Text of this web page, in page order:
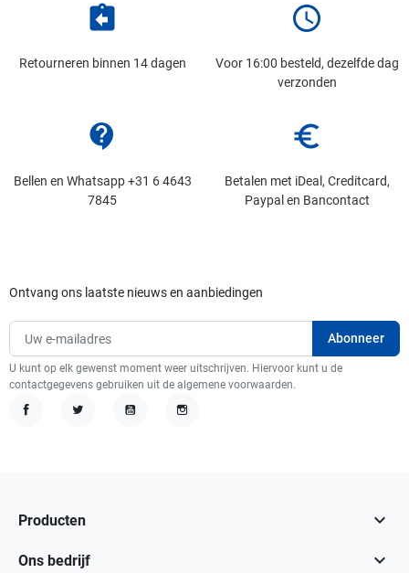
assignment_return
Retourneren binnen 14 dagen
schedule
Voor 16:00 besteld, dezelfde dag
verzonden
contact_support
Bellen en Whatsapp +31 6 4643
7845
euro_symbol
Betalen met iDeal, Creditcard,
Paypal en Bancontact
Ontvang ons laatste nieuws en aanbiedingen
U kunt op elk gewenst moment weer uitschrijven. Hiervoor kunt u de
contactgegevens gebruiken uit de algemene voorwaarden.
Producten 
Ons bedrijf 